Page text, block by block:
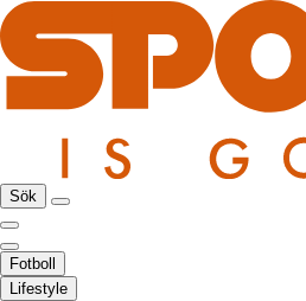
Sök
Fotboll
Lifestyle